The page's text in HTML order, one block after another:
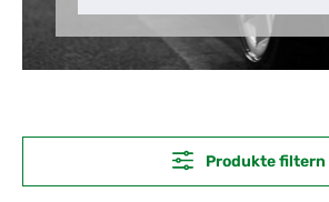
Produkte filtern